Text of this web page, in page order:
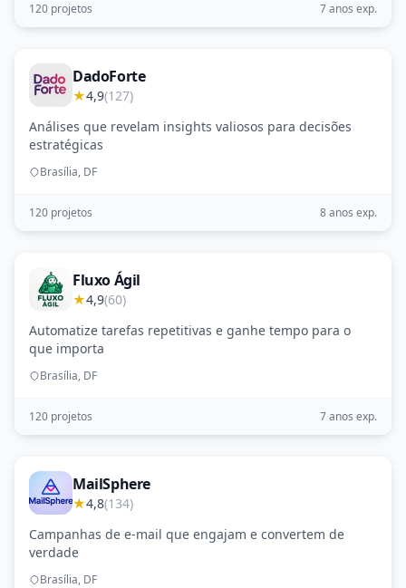
120 projetos 7 anos exp.
DadoForte
★4,9(127)
Análises que revelam insights valiosos para decisões
estratégicas
Brasília, DF
120 projetos 8 anos exp.
Fluxo Ágil
★4,9(60)
Automatize tarefas repetitivas e ganhe tempo para o
que importa
Brasília, DF
120 projetos 7 anos exp.
MailSphere
★4,8(134)
Campanhas de e-mail que engajam e convertem de
verdade
Brasília, DF